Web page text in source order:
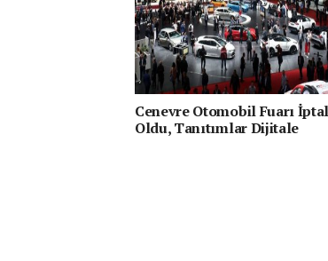
Cenevre Otomobil Fuarı İptal
Oldu, Tanıtımlar Dijitale